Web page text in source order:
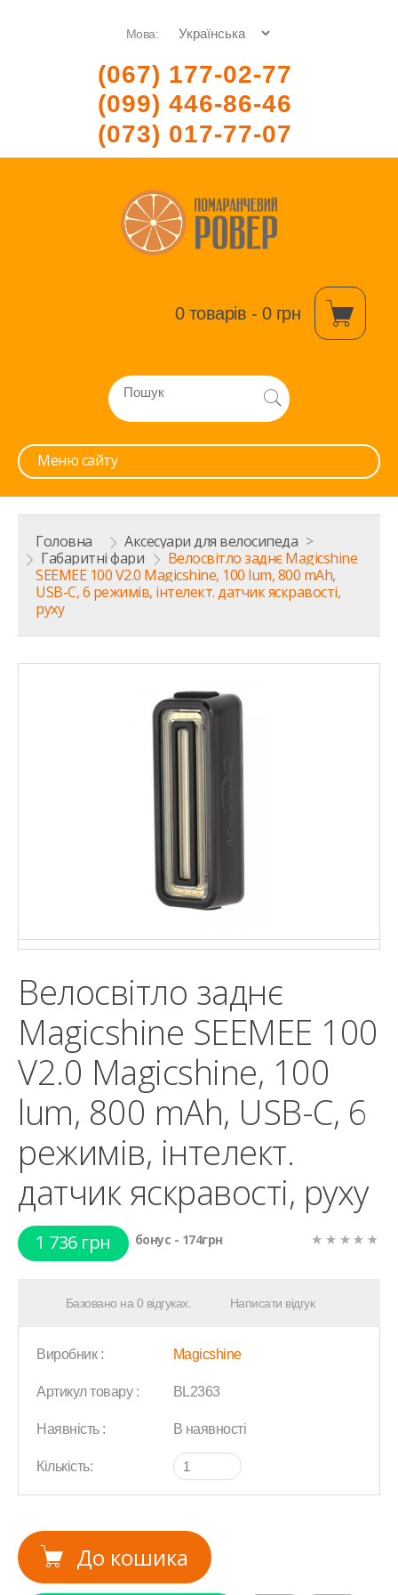
Мова:
(067) 177-02-77
(099) 446-86-46
(073) 017-77-07
0 товарів - 0 грн
Меню сайту
Головна > Аксесуари для велосипеда >
Габаритні фари > Велосвітло заднє Magicshine
SEEMEE 100 V2.0 Magicshine, 100 lum, 800 mAh,
USB-C, 6 режимів, інтелект. датчик яскравості,
руху
Велосвітло заднє
Magicshine SEEMEE 100
V2.0 Magicshine, 100
lum, 800 mAh, USB-C, 6
режимів, інтелект.
датчик яскравості, руху
1 736 грн бонус - 174грн
Базовано на 0 відгуках. Написати відгук
Виробник : Magicshine
Артикул товару : BL2363
Наявність : В наявності
Кількість:
До кошика